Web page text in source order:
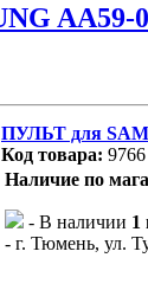
AA59-
ПУЛЬТ для
Код товара: 9766
Наличие по
- В наличии 1
- г. Тюмень, ул.